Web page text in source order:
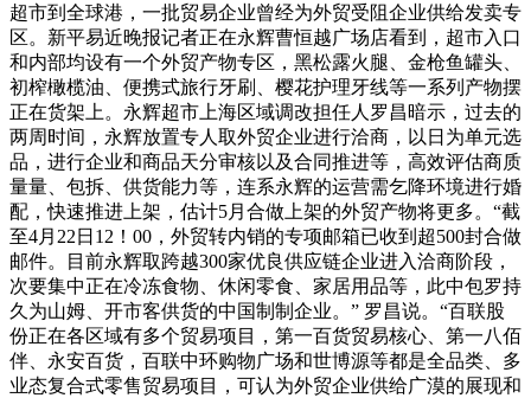
超市到全球港，一批贸易企业曾经为外贸受阻企业供给发卖专
区。新平易近晚报记者正在永辉曹恒越广场店看到，超市入口
和内部均设有一个外贸产物专区，黑松露火腿、金枪鱼罐头、
初榨橄榄油、便携式旅行牙刷、樱花护理牙线等一系列产物摆
正在货架上。永辉超市上海区域调改担任人罗昌暗示，过去的
两周时间，永辉放置专人取外贸企业进行洽商，以日为单元选
品，进行企业和商品天分审核以及合同推进等，高效评估商质
量量、包拆、供货能力等，连系永辉的运营需乞降环境进行婚
配，快速推进上架，估计5月合做上架的外贸产物将更多。“截
至4月22日12！00，外贸转内销的专项邮箱已收到超500封合做
邮件。目前永辉取跨越300家优良供应链企业进入洽商阶段，
次要集中正在冷冻食物、休闲零食、家居用品等，此中包罗持
久为山姆、开市客供货的中国制制企业。” 罗昌说。“百联股
份正在各区域有多个贸易项目，第一百货贸易核心、第一八佰
伴、永安百货，百联中环购物广场和世博源等都是全品类、多
业态复合式零售贸易项目，可认为外贸企业供给广漠的展现和